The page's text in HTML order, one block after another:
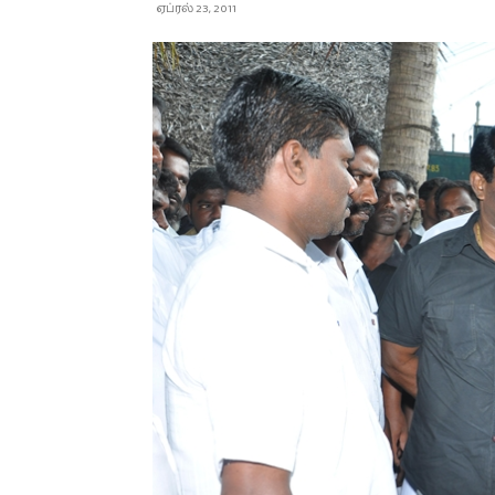
ஏப்ரல் 23, 2011